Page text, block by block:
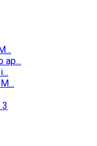
ap...